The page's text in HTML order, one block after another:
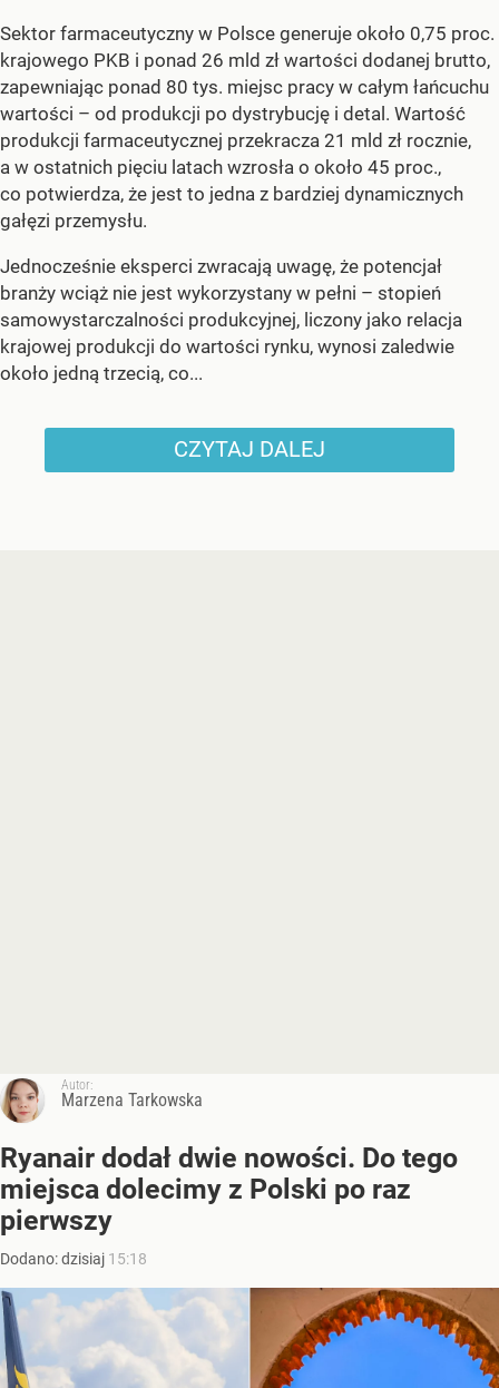
Sektor farmaceutyczny w Polsce generuje około 0,75 proc.
krajowego PKB i ponad 26 mld zł wartości dodanej brutto,
zapewniając ponad 80 tys. miejsc pracy w całym łańcuchu
wartości – od produkcji po dystrybucję i detal. Wartość
produkcji farmaceutycznej przekracza 21 mld zł rocznie,
a w ostatnich pięciu latach wzrosła o około 45 proc.,
co potwierdza, że jest to jedna z bardziej dynamicznych
gałęzi przemysłu.
Jednocześnie eksperci zwracają uwagę, że potencjał
branży wciąż nie jest wykorzystany w pełni – stopień
samowystarczalności produkcyjnej, liczony jako relacja
krajowej produkcji do wartości rynku, wynosi zaledwie
około jedną trzecią, co...
CZYTAJ DALEJ
Autor:
Marzena Tarkowska
Ryanair dodał dwie nowości. Do tego
miejsca dolecimy z Polski po raz
pierwszy
Dodano:dzisiaj 15:18